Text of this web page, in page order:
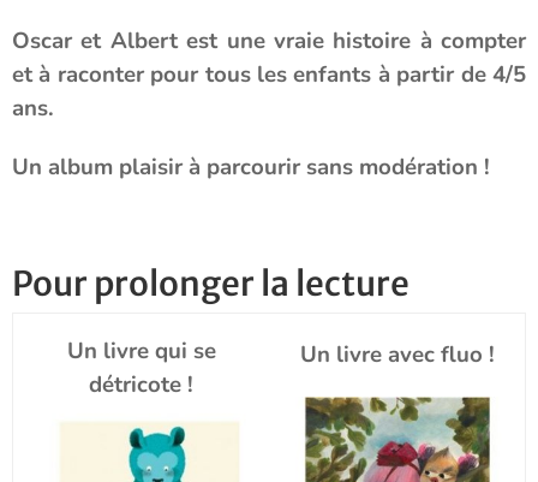
Oscar et Albert est une vraie histoire à compter
et à raconter pour tous les enfants à partir de 4/5
ans.
Un album plaisir à parcourir sans modération !
Pour prolonger la lecture
Un livre qui se
détricote !
Un livre avec fluo !